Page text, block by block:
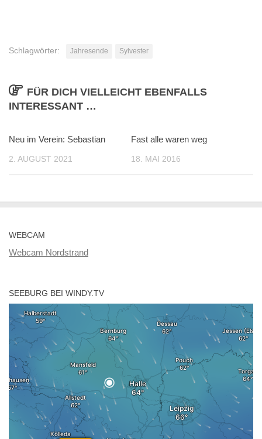
Schlagwörter: Jahresende Sylvester
FÜR DICH VIELLEICHT EBENFALLS
INTERESSANT …
Neu im Verein: Sebastian
2. AUGUST 2021
Fast alle waren weg
18. MAI 2016
WEBCAM
Webcam Nordstrand
SEEBURG BEI WINDY.TV